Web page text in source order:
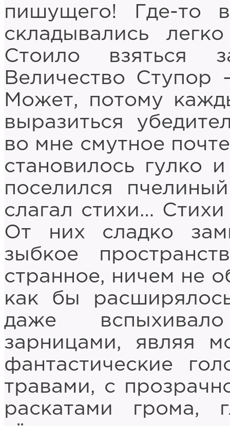
пишущего! Где-то
складывались
Стоило взяться
Величество
Может, потому
выразиться
во мне смутное
становилось гулко
поселился
слагал стихи…
От них сладко
зыбкое
странное, ничем не
как бы
даже
зарницами, являя
фантастические
травами, с
раскатами